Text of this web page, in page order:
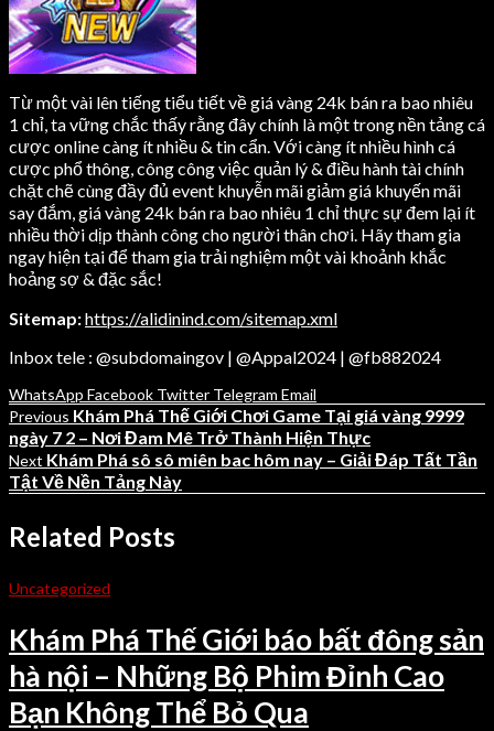
Từ một vài lên tiếng tiểu tiết về giá vàng 24k bán ra bao nhiêu
1 chỉ, ta vững chắc thấy rằng đây chính là một trong nền tảng cá
cược online càng ít nhiều & tin cẩn. Với càng ít nhiều hình cá
cược phổ thông, công công việc quản lý & điều hành tài chính
chặt chẽ cùng đầy đủ event khuyễn mãi giảm giá khuyến mãi
say đắm, giá vàng 24k bán ra bao nhiêu 1 chỉ thực sự đem lại ít
nhiều thời dịp thành công cho người thân chơi. Hãy tham gia
ngay hiện tại để tham gia trải nghiệm một vài khoảnh khắc
hoảng sợ & đặc sắc!
Sitemap:https://alidinind.com/sitemap.xml
Inbox tele : @subdomaingov | @Appal2024 | @fb882024
WhatsApp Facebook Twitter Telegram Email
Previous Khám Phá Thế Giới Chơi Game Tại giá vàng 9999
ngày 7 2 – Nơi Đam Mê Trở Thành Hiện Thực
Next Khám Phá sô sô miên bac hôm nay – Giải Đáp Tất Tần
Tật Về Nền Tảng Này
Related Posts
Uncategorized
Khám Phá Thế Giới báo bất đông sản
hà nội – Những Bộ Phim Đỉnh Cao
Bạn Không Thể Bỏ Qua